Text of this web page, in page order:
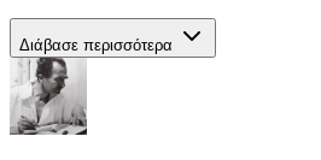
Διάβασε περισσότερα